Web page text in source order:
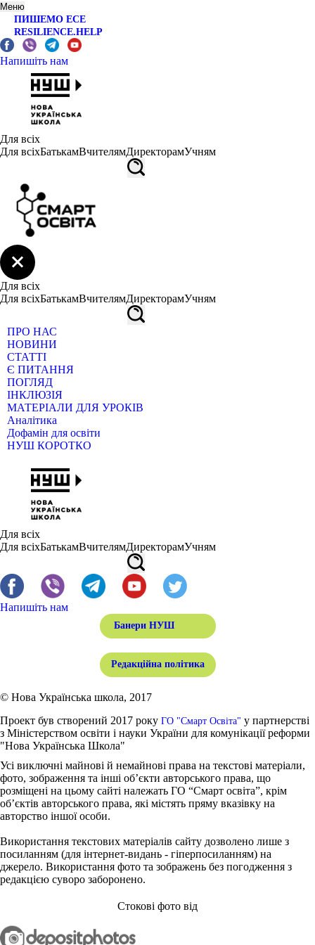
Меню
ПИШЕМО ЕСЕ
RESILIENCE.HELP
Напишіть нам
Для всіх
Для всіхБатькамВчителямДиректорамУчням
Для всіх
Для всіхБатькамВчителямДиректорамУчням
ПРО НАС
НОВИНИ
СТАТТІ
Є ПИТАННЯ
ПОГЛЯД
ІНКЛЮЗІЯ
МАТЕРІАЛИ ДЛЯ УРОКІВ
Аналітика
Дофамін для освіти
НУШ КОРОТКО
Для всіх
Для всіхБатькамВчителямДиректорамУчням
Напишіть нам
Банери НУШ
Редакційна політика
© Нова Українська школа, 2017
Проект був створений 2017 року ГО "Смарт Освіта" у партнерстві
з Міністерством освіти і науки України для комунікації реформи
"Нова Українська Школа"
Усі виключні майнові й немайнові права на текстові матеріали,
фото, зображення та інші об’єкти авторського права, що
розміщені на цьому сайті належать ГО “Смарт освіта”, крім
об’єктів авторського права, які містять пряму вказівку на
авторство іншої особи.
Використання текстових матеріалів сайту дозволено лише з
посиланням (для інтернет-видань - гіперпосиланням) на
джерело. Використання фото та зображень без погодження з
редакцією суворо заборонено.
Стокові фото від